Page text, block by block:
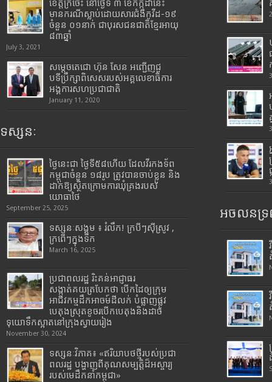
ខេត្តក្រចេះ នៅថ្ងៃទី ៣ ខែកក្កដានេះ
មានករណីស្លាប់ដោយសារជំងឺកូវីដ-១៩
ចំនួន ០១នាក់ ជាបុរសជនជាតិខ្មែរអាយុ
៨៣ឆ្នាំ
July 3, 2021
សម្តេចតេជោ ហ៊ុន សែន អញ្ជើញជួ
បទីប្រឹក្សាពិសេសរបស់អគ្គលេខាធិការ
អង្គការសហប្រជាជាតិ
January 11, 2020
ទស្សនៈ
ថ្ងៃនេះជា ថ្ងៃទី៥៨ហើយ ដែលវីរកងទ័ព
កម្ពុជាចំនួន ១៨រូប ត្រូវបានចាប់ខ្លួន និង
ដាក់ឱ្យស្ថិតក្រោមការឃុំគ្រងរបស់
យោធាថៃ
September 25, 2025
ទស្សនៈសង្គម ៖ រំលឹក! ក្របីៗស៊ីស្រូវ ,
ក្រពើៗក្នុងទឹក
March 16, 2025
ប្រជាពលរដ្ឋ រិះគន់អាជ្ញាធរ
សង្កាត់គយត្របែកថា បើកដៃឲ្យក្រុម
អាជីវកម្មដឹកអាចម៍ដីលក់ បំផ្លាញផ្លូវ
បេតុងស្រុតខូចរបើកបេតុងនិងដាច់
ទុយោទឹកស្អាតនៅក្រុងស្វាយរៀង
November 30, 2024
ទស្សនៈវិភាគ៖ «ឥរិយាបថថ្មីរបស់ប្រជា
ពលរដ្ឋ បង្ហាញពីគុណសម្បត្តិដ៏អស្ចារ្យ
របស់មេដឹកនាំកម្ពុជា»
អចលនទ្រ